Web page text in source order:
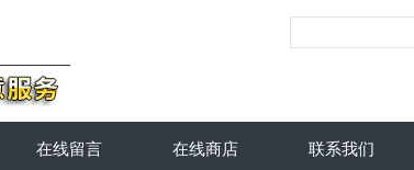
在线留言 在线商店 联系我们